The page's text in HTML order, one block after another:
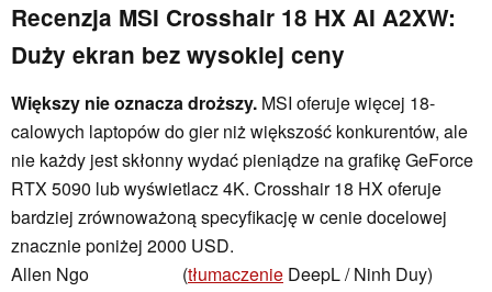
Recenzja MSI Crosshair 18 HX AI A2XW:
Duży ekran bez wysokiej ceny
Większy nie oznacza droższy. MSI oferuje więcej 18-
calowych laptopów do gier niż większość konkurentów, ale
nie każdy jest skłonny wydać pieniądze na grafikę GeForce
RTX 5090 lub wyświetlacz 4K. Crosshair 18 HX oferuje
bardziej zrównoważoną specyfikację w cenie docelowej
znacznie poniżej 2000 USD.
Allen Ngo
(tłumaczenie DeepL / Ninh Duy)